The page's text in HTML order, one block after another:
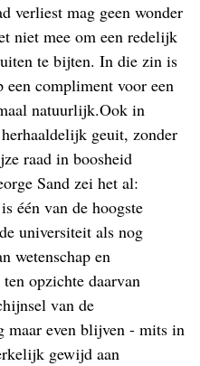
verliest mag geen wonder
niet mee om een redelijk
te bijten. In die zin is
een compliment voor een
natuurlijk.Ook in
geuit, zonder
raad in boosheid
Sand zei het al:
één van de hoogste
universiteit als nog
wetenschap en
opzichte daarvan
van de
maar even blijven - mits in
gewijd aan